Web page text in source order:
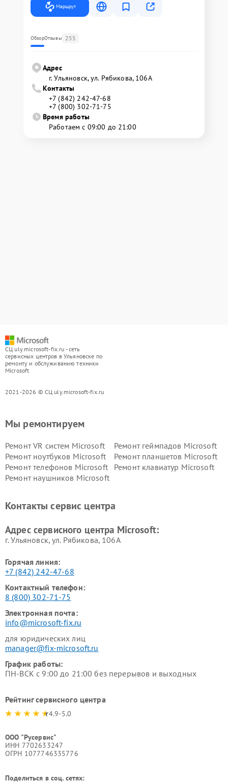
Маршрут
ОбзорОтзывы 255
Адрес
г. Ульяновск, ул. Рябикова, 106А
Контакты
+7 (842) 242-47-68
+7 (800) 302-71-75
Время работы
Работаем с 09:00 до 21:00
СЦ uly.microsoft-fix.ru - сеть
сервисных центров в Ульяновске по
ремонту и обслуживанию техники
Microsoft
2021-2026 © СЦ uly.microsoft-fix.ru
Мы ремонтируем
Ремонт VR систем Microsoft
Ремонт геймпадов Microsoft
Ремонт ноутбуков Microsoft
Ремонт планшетов Microsoft
Ремонт телефонов Microsoft
Ремонт клавиатур Microsoft
Ремонт наушников Microsoft
Контакты сервис центра
Адрес сервисного центра Microsoft:
г. Ульяновск, ул. Рябикова, 106А
Горячая линия:
+7 (842) 242-47-68
Контактный телефон:
8 (800) 302-71-75
Электронная почта:
info@microsoft-fix.ru
для юридических лиц
manager@fix-microsoft.ru
График работы:
ПН-ВСК с 9:00 до 21:00 без перерывов и выходных
Рейтинг сервисного центра
4.9-5.0
ООО "Русервис"
ИНН 7702633247
ОГРН 1077746335776
Поделиться в соц. сетях: